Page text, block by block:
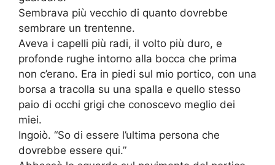
Sembrava più vecchio di quanto dovrebbe
sembrare un trentenne.
Aveva i capelli più radi, il volto più duro, e
profonde rughe intorno alla bocca che prima
non c’erano. Era in piedi sul mio portico, con una
borsa a tracolla su una spalla e quello stesso
paio di occhi grigi che conoscevo meglio dei
miei.
Ingoiò. “So di essere l’ultima persona che
dovrebbe essere qui.”